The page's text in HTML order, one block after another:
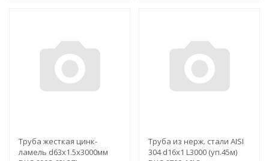
Труба жесткая цинк-
ламель d63x1.5x3000мм
Труба из нерж. стали AISI
304 d16х1 L3000 (уп.45м)